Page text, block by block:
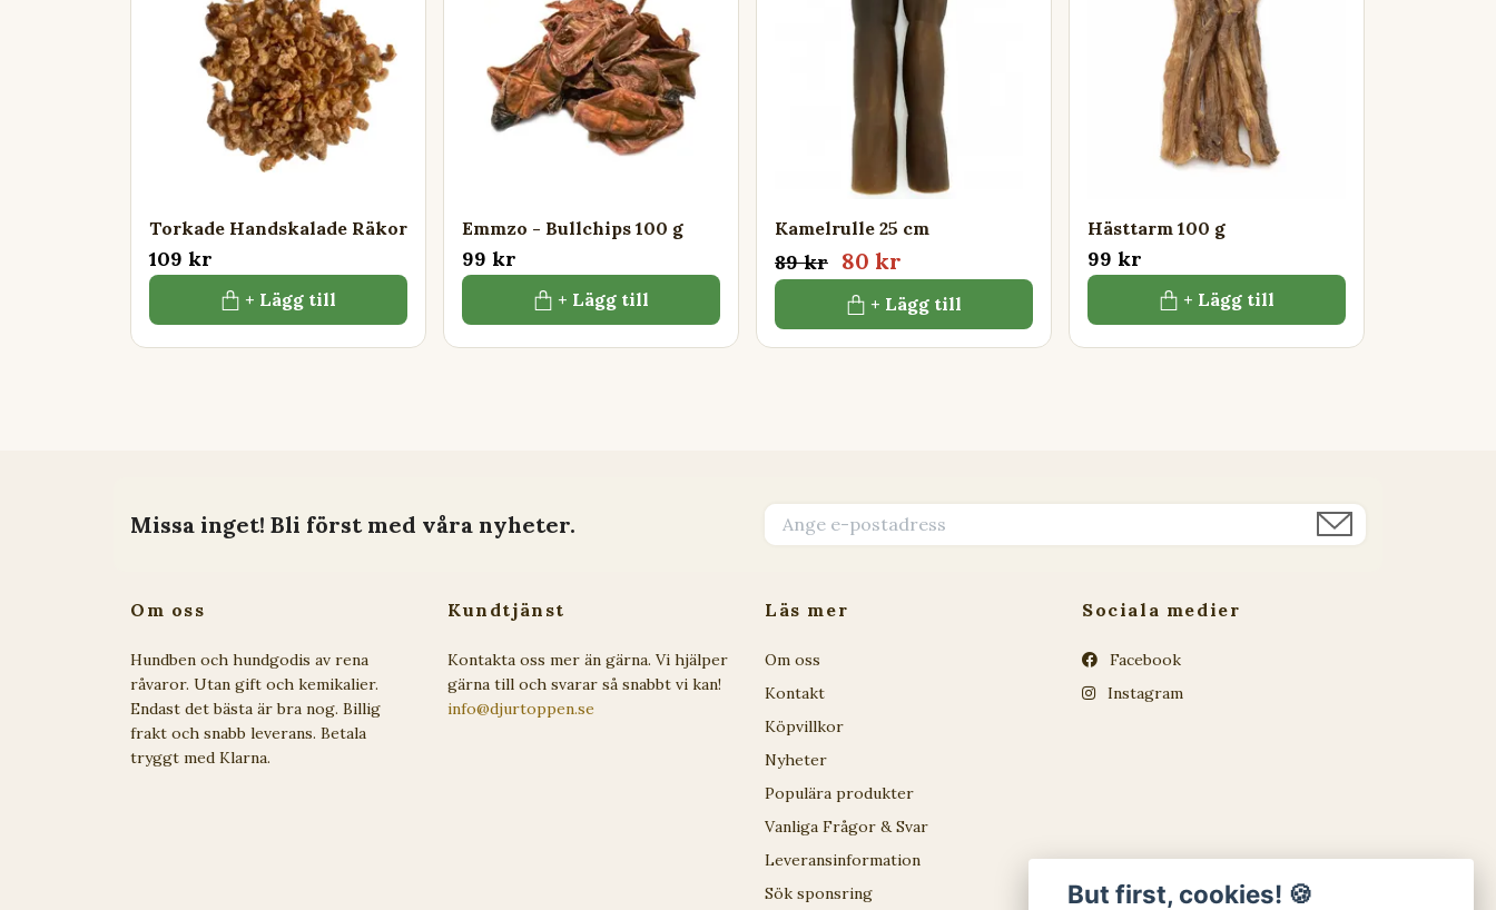
Torkade Handskalade Räkor
109 kr
+ Lägg till
Emmzo - Bullchips 100 g
99 kr
+ Lägg till
Kamelrulle 25 cm
89 kr 80 kr
+ Lägg till
Hästtarm 100 g
99 kr
+ Lägg till
Missa inget! Bli först med våra nyheter.
Om oss
Hundben och hundgodis av rena
råvaror. Utan gift och kemikalier.
Endast det bästa är bra nog. Billig
frakt och snabb leverans. Betala
tryggt med Klarna.
Kundtjänst
Kontakta oss mer än gärna. Vi hjälper
gärna till och svarar så snabbt vi kan!
info@djurtoppen.se
Läs mer
Om oss
Kontakt
Köpvillkor
Nyheter
Populära produkter
Vanliga Frågor & Svar
Leveransinformation
Sök sponsring
Sociala medier
Facebook
Instagram
But first, cookies! 🍪